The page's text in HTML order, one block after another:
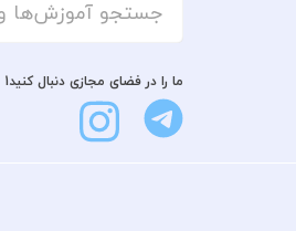
ما را در فضای مجازی دنبال کنید1